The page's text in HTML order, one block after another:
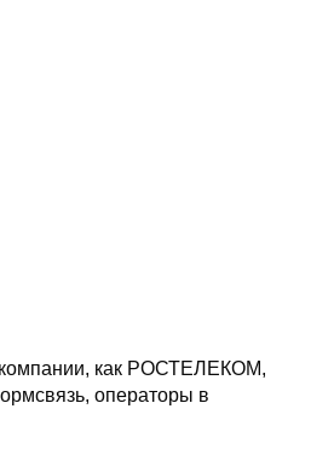
компании, как РОСТЕЛЕКОМ,
операторы в